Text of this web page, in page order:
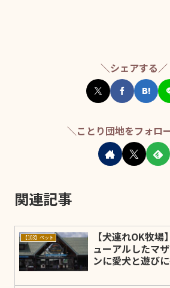
＼シェアする／
＼ことり団地をフォロ
関連記事
【103】ペット
【犬連れOK牧
ューアルしたマ
ンに愛犬と遊び